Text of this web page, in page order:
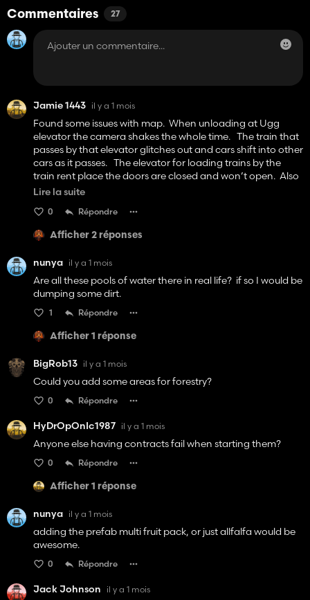
Commentaires 27
Jamie 1443 il y a 1 mois
Found some issues with map. When unloading at Ugg
elevator the camera shakes the whole time. The train that
passes by that elevator glitches out and cars shift into other
cars as it passes. The elevator for loading trains by the
train rent place the doors are closed and won’t open. Also
why did you use mud for roads. When using crop moisture
Lire la suite
0 Répondre
Afficher 2 réponses
nunya il y a 1 mois
Are all these pools of water there in real life? if so I would be
dumping some dirt.
1 Répondre
Afficher 1 réponse
BigRob13 il y a 1 mois
Could you add some areas for forestry?
0 Répondre
HyDrOpOnIc1987 il y a 1 mois
Anyone else having contracts fail when starting them?
0 Répondre
Afficher 1 réponse
nunya il y a 1 mois
adding the prefab multi fruit pack, or just allfalfa would be
awesome.
0 Répondre
Jack Johnson il y a 1 mois